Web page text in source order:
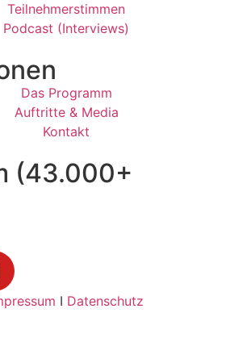
Teilnehmerstimmen
Podcast (Interviews)
Das Programm
Auftritte & Media
Kontakt
(43.000+
I Datenschutz